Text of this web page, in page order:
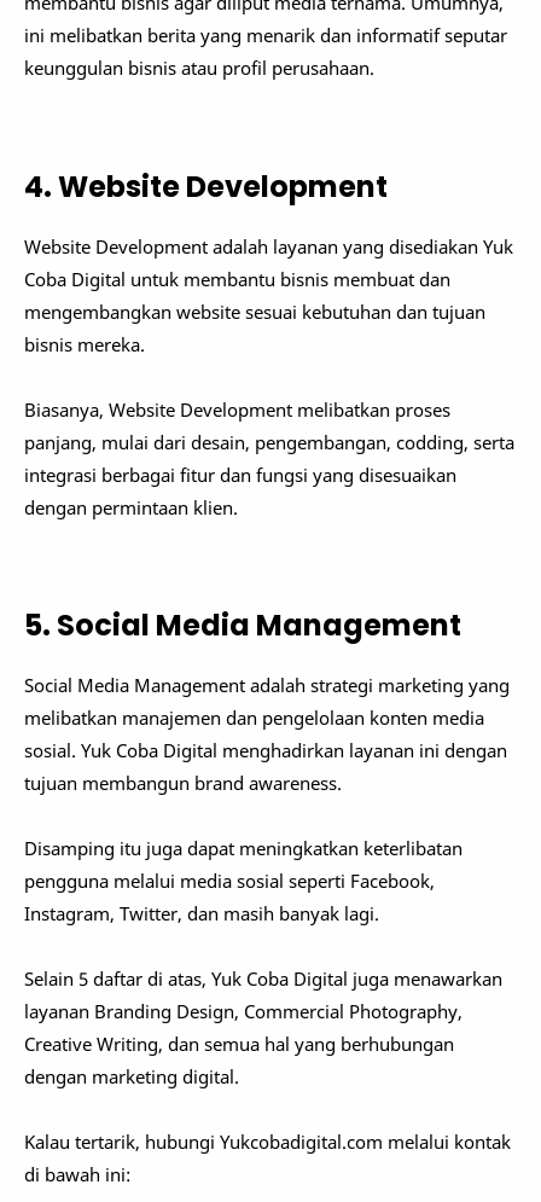
ini melibatkan berita yang menarik dan informatif seputar
keunggulan bisnis atau profil perusahaan.
4. Website Development
Website Development adalah layanan yang disediakan Yuk
Coba Digital untuk membantu bisnis membuat dan
mengembangkan website sesuai kebutuhan dan tujuan
bisnis mereka.
Biasanya, Website Development melibatkan proses
panjang, mulai dari desain, pengembangan, codding, serta
integrasi berbagai fitur dan fungsi yang disesuaikan
dengan permintaan klien.
5. Social Media Management
Social Media Management adalah strategi marketing yang
melibatkan manajemen dan pengelolaan konten media
sosial. Yuk Coba Digital menghadirkan layanan ini dengan
tujuan membangun brand awareness.
Disamping itu juga dapat meningkatkan keterlibatan
pengguna melalui media sosial seperti Facebook,
Instagram, Twitter, dan masih banyak lagi.
Selain 5 daftar di atas, Yuk Coba Digital juga menawarkan
layanan Branding Design, Commercial Photography,
Creative Writing, dan semua hal yang berhubungan
dengan marketing digital.
Kalau tertarik, hubungi Yukcobadigital.com melalui kontak
di bawah ini: